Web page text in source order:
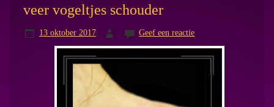
veer vogeltjes schouder
13 oktober 2017 Geef een reactie